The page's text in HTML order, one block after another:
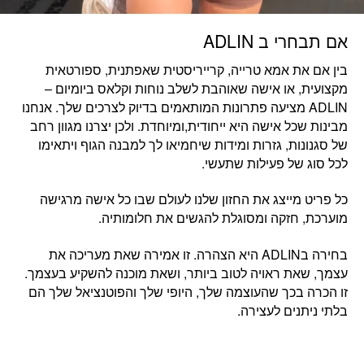
אם תבחרי ב ADLIN
בין אם אתאמא טרייה, קרייריסטית שאפתנית, ספורטאית
מקצועית, או אישה שאוהבת לשלב נוחות וקלאס ביומיום –
ADLIN מציעה פתרונות המותאמים בדיוק לצרכים שלך. אנחנו
מבינות שכל אישה היא ייחודית,ומיוחדת. ולכן יצרנו מגוון רחב
של סגנונות, גזרות ומידות שיחמיאו לך למבנה הגוף ויתאימו
לכל סוג של פעילות שתעשי.
כל פריט מייצג את החזון שלנו לעולם שבו כל אישה מרגישה
מוערכת, חזקה ומסוגלת להגשים את חלומותיה.
בחירה בADLIN היא הצהרה. זו
אמירה שאת מעריכה את
עצמך, שאת ראויה לטוב ביותר, ושאת מוכנה להשקיע בעצמך.
זו הכרה בכך שהעוצמה שלך, היופי שלך והפוטנציאל שלך הם
בלתי ניתנים לעצירה.